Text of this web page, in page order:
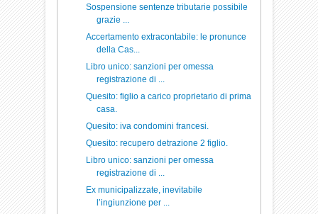
Sospensione sentenze tributarie possibile
grazie ...
Accertamento extracontabile: le pronunce
della Cas...
Libro unico: sanzioni per omessa
registrazione di ...
Quesito: figlio a carico proprietario di prima
casa.
Quesito: iva condomini francesi.
Quesito: recupero detrazione 2 figlio.
Libro unico: sanzioni per omessa
registrazione di ...
Ex municipalizzate, inevitabile
l’ingiunzione per ...